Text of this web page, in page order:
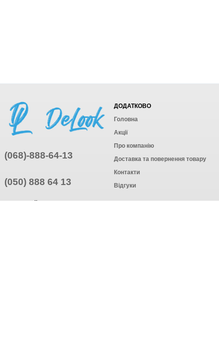
(068)-888-64-13
(050) 888 64 13
ДОДАТКОВО
Головна
Акції
Про компанію
Доставка та повернення товару
Контакти
Відгуки